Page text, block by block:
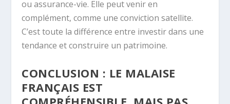
ou assurance-vie. Elle peut venir en
complément, comme une conviction satellite.
C’est toute la différence entre investir dans une
tendance et construire un patrimoine.
CONCLUSION : LE MALAISE
FRANÇAIS EST